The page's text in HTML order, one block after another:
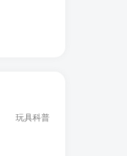
玩具科普